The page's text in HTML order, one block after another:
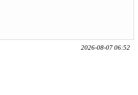
2026-08-07 06:52